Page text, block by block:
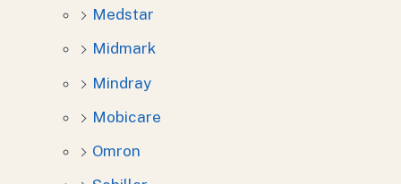
Medstar
Midmark
Mindray
Mobicare
Omron